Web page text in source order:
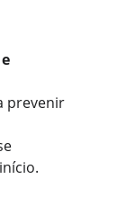
prevenir